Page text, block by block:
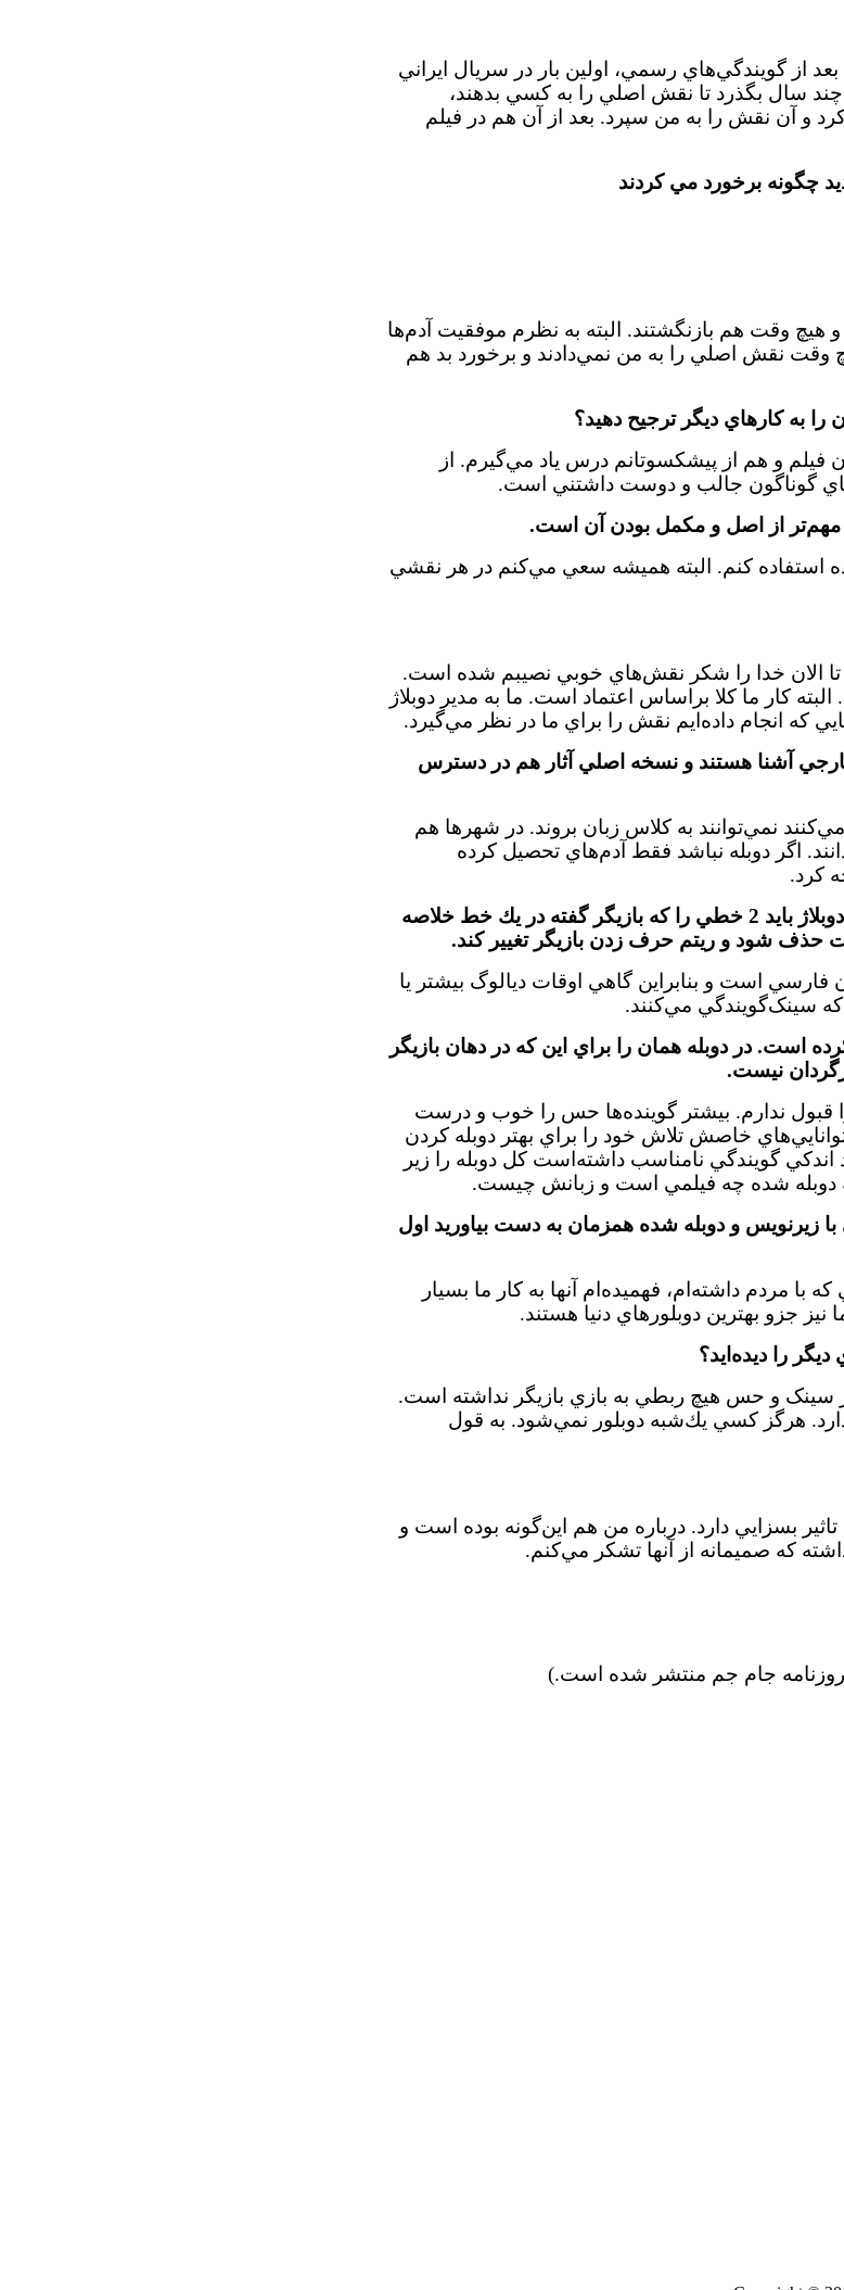
گويندگي‌هاي رسمي، اولين بار در سريال ايراني
چند سال بگذرد تا نقش اصلي را به كسي بدهند،
و آن نقش را به من سپرد. بعد از آن هم در فيلم
چگونه برخورد مي كردند
هيچ وقت هم بازنگشتند. البته به نظرم موفقيت آدم‌ها
وقت نقش اصلي را به من نمي‌دادند و برخورد بد هم
به كارهاي ديگر ترجيح دهيد؟
فيلم و هم از پيشكسوتانم درس ياد مي‌گيرم. از
گوناگون جالب و دوست داشتني است.
از اصل و مكمل بودن آن است.
استفاده كنم. البته هميشه سعي مي‌كنم در هر نقشي
تا الان خدا را شكر نقش‌هاي خوبي نصيبم شده است.
كار ما كلا براساس اعتماد است. ما به مدير دوبلاژ
كه انجام داده‌ايم نقش را براي ما در نظر مي‌گيرد.
خارجي آشنا هستند و نسخه اصلي آثار هم در دسترس
نمي‌توانند به كلاس زبان بروند. در شهرها هم
اگر دوبله نباشد فقط آدم‌هاي تحصيل كرده
كرد.
همين حسي كه شما مي‌گوييد در دوبله از بين مي‌رود، چون دوبلور و مدير دوبلاژ بايد 2 خطي را كه بازيگر گفته در يك خط خلاصه
حذف شود و ريتم حرف زدن بازيگر تغيير كند.
فارسي است و بنابراين گاهي اوقات ديالوگ بيشتر يا
سينک‌گويندگي مي‌كنند.
در دوبله همان را براي اين كه در دهان بازيگر
نيست.
حس را قبول ندارم. بيشتر گوينده‌ها حس را خوب و درست
خاصش تلاش خود را براي بهتر دوبله كردن
گويندگي نامناسب داشته‌است كل دوبله را زير
دوبله شده چه فيلمي است و زبانش چيست.
مورد علاقه‌تان را به 2 شكل زبان اصلي با زيرنويس و دوبله شده همزمان به دست بياوريد اول
مردم داشته‌ام، فهميده‌ام آنها به كار ما بسيار
جزو بهترين دوبلورهاي دنيا هستند.
را ديده‌ايد؟
سينک و حس هيچ ربطي به بازي بازيگر نداشته است.
هرگز كسي يك‌شبه دوبلور نمي‌شود. به قول
بسزايي دارد. درباره من هم اين‌گونه بوده است و
كه صميمانه از آنها تشكر مي‌كنم.